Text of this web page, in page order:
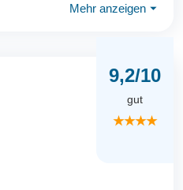
Mehr anzeigen ⏷
9,2/10
gut
★★★★